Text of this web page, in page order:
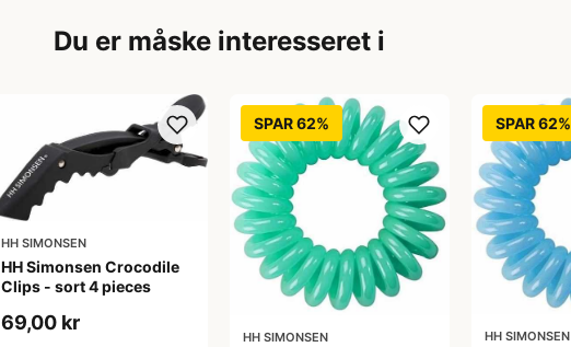
Du er måske interesseret i
HH SIMONSEN
HH Simonsen Crocodile
Clips - sort 4 pieces
69,00 kr
SPAR 62%
HH SIMONSEN
SPAR 62%
HH SIMONSEN